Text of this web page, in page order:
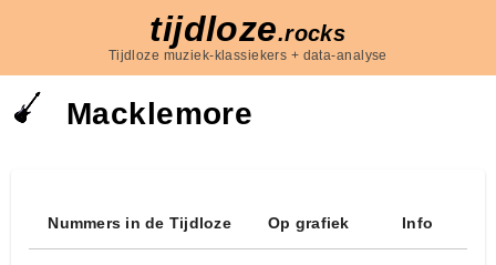
tijdloze.rocks
Tijdloze muziek-klassiekers + data-analyse
Macklemore
Nummers in de Tijdloze Op grafiek Info